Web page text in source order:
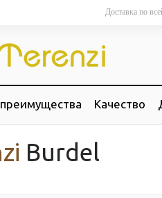
Доставка по
Качество
Burdel